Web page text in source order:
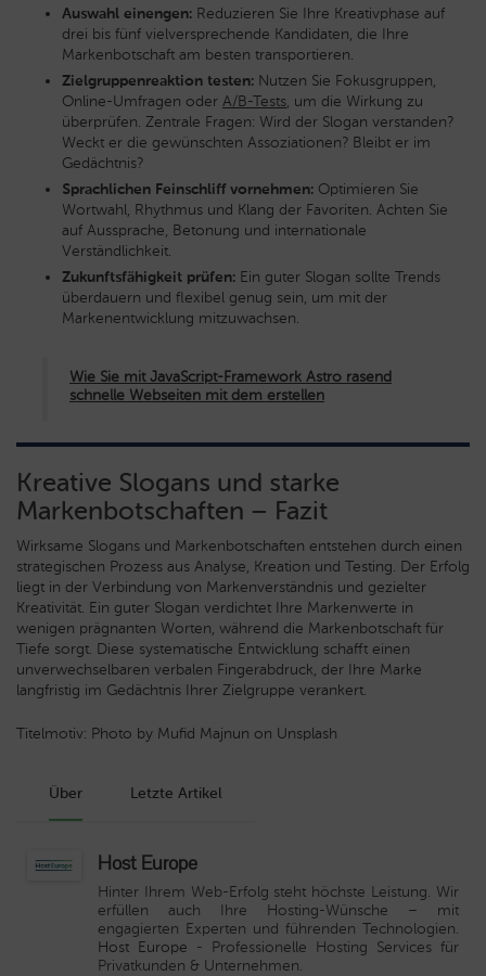
Auswahl einengen: Reduzieren Sie Ihre Kreativphase auf
drei bis fünf vielversprechende Kandidaten, die Ihre
Markenbotschaft am besten transportieren.
Zielgruppenreaktion testen: Nutzen Sie Fokusgruppen,
Online-Umfragen oder A/B-Tests, um die Wirkung zu
überprüfen. Zentrale Fragen: Wird der Slogan verstanden?
Weckt er die gewünschten Assoziationen? Bleibt er im
Gedächtnis?
Sprachlichen Feinschliff vornehmen: Optimieren Sie
Wortwahl, Rhythmus und Klang der Favoriten. Achten Sie
auf Aussprache, Betonung und internationale
Verständlichkeit.
Zukunftsfähigkeit prüfen: Ein guter Slogan sollte Trends
überdauern und flexibel genug sein, um mit der
Markenentwicklung mitzuwachsen.
Wie Sie mit JavaScript-Framework Astro rasend
schnelle Webseiten mit dem erstellen
Kreative Slogans und starke
Markenbotschaften – Fazit
Wirksame Slogans und Markenbotschaften entstehen durch einen
strategischen Prozess aus Analyse, Kreation und Testing. Der Erfolg
liegt in der Verbindung von Markenverständnis und gezielter
Kreativität. Ein guter Slogan verdichtet Ihre Markenwerte in
wenigen prägnanten Worten, während die Markenbotschaft für
Tiefe sorgt. Diese systematische Entwicklung schafft einen
unverwechselbaren verbalen Fingerabdruck, der Ihre Marke
langfristig im Gedächtnis Ihrer Zielgruppe verankert.
Titelmotiv: Photo by Mufid Majnun on Unsplash
Über Letzte Artikel
Host Europe
Hinter Ihrem Web-Erfolg steht höchste Leistung. Wir
erfüllen auch Ihre Hosting-Wünsche – mit
engagierten Experten und führenden Technologien.
Host Europe - Professionelle Hosting Services für
Privatkunden & Unternehmen.